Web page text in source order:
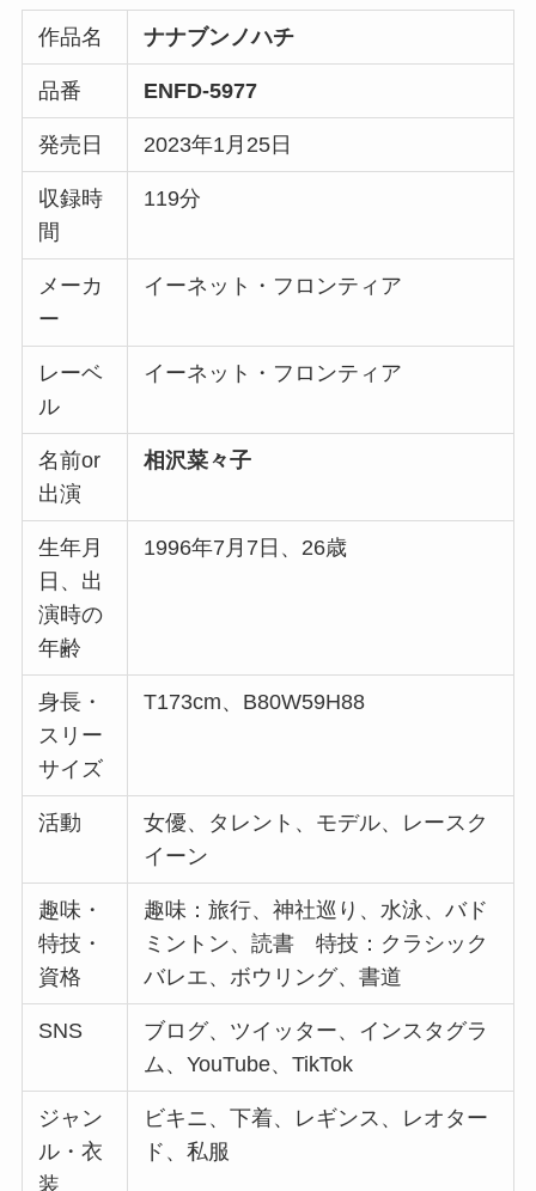
作品名 ナナブンノハチ
品番 ENFD-5977
発売日 2023年1月25日
収録時
間
119分
メーカ
ー
イーネット・フロンティア
レーベ
ル
イーネット・フロンティア
名前or
出演
相沢菜々子
生年月
日、出
演時の
年齢
1996年7月7日、26歳
身長・
スリー
サイズ
T173cm、B80W59H88
活動
女優、タレント、モデル、レースク
イーン
趣味・
特技・
資格
趣味：旅行、神社巡り、水泳、バド
ミントン、読書 特技：クラシック
バレエ、ボウリング、書道
SNS
ブログ、ツイッター、インスタグラ
ム、YouTube、TikTok
ジャン
ル・衣
装
ビキニ、下着、レギンス、レオター
ド、私服